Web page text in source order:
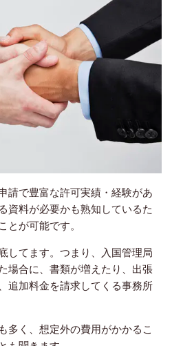
請で豊富な許可実績・経験があ
資料が必要かも熟知しているた
とが可能です。
してます。つまり、入国管理局
場合に、書類が増えたり、出張
追加料金を請求してくる事務所
多く、想定外の費用がかかるこ